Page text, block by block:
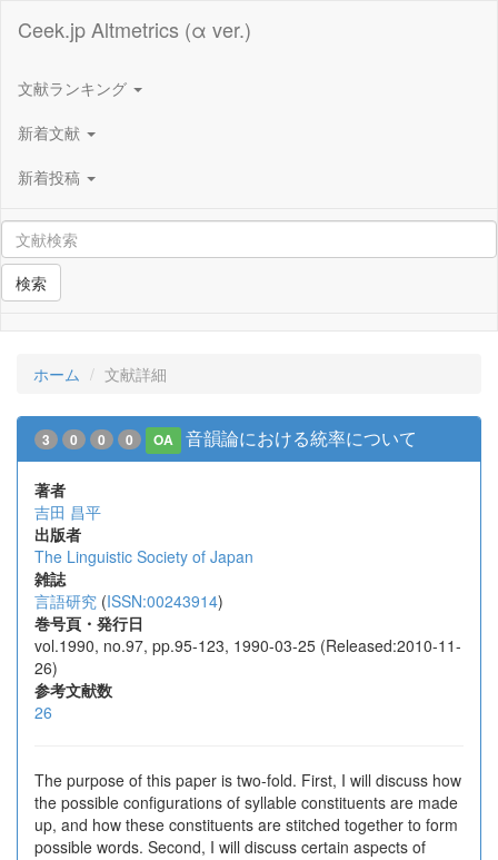
Ceek.jp Altmetrics (α ver.)
文献ランキング
新着文献
新着投稿
検索
ホーム 文献詳細
3 0 0 0 OA 音韻論における統率について
著者
吉田 昌平
出版者
The Linguistic Society of Japan
雑誌
言語研究 (ISSN:00243914)
巻号頁・発行日
vol.1990, no.97, pp.95-123, 1990-03-25 (Released:2010-11-
26)
参考文献数
26
The purpose of this paper is two-fold. First, I will discuss how
the possible configurations of syllable constituents are made
up, and how these constituents are stitched together to form
possible words. Second, I will discuss certain aspects of